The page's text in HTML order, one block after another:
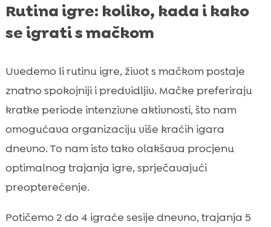
Rutina igre: koliko, kada i kako
se igrati s mačkom
Uvedemo li rutinu igre, život s mačkom postaje
znatno spokojniji i predvidljiv. Mačke preferiraju
kratke periode intenzivne aktivnosti, što nam
omogućava organizaciju više kraćih igara
dnevno. To nam isto tako olakšava procjenu
optimalnog trajanja igre, sprječavajući
preopterećenje.
Potičemo 2 do 4 igraće sesije dnevno, trajanja 5